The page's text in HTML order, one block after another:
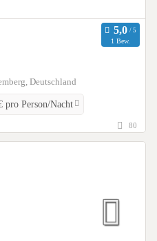
1 Bew.
Deutschland
pro Person/Nacht
80